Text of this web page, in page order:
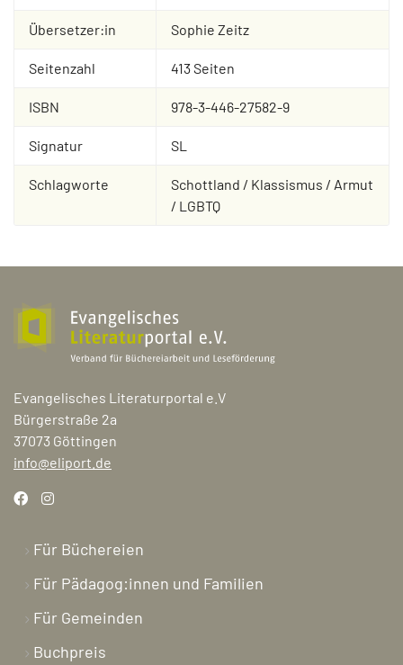
Übersetzer:in Sophie Zeitz
Seitenzahl 413 Seiten
ISBN 978-3-446-27582-9
Signatur SL
Schlagworte
Schottland / Klassismus / Armut
/ LGBTQ
Evangelisches Literaturportal e.V
Bürgerstraße 2a
37073 Göttingen
info@eliport.de
Für Büchereien
Für Pädagog:innen und Familien
Für Gemeinden
Buchpreis